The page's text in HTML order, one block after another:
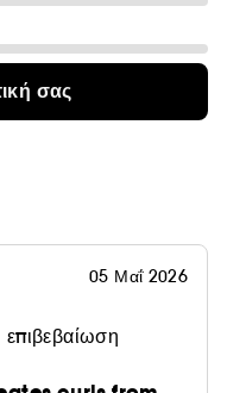
σας
05 Μαΐ 2026